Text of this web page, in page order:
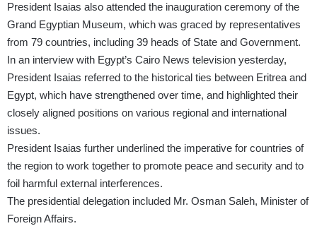
President Isaias also attended the inauguration ceremony of the
Grand Egyptian Museum, which was graced by representatives
from 79 countries, including 39 heads of State and Government.
In an interview with Egypt’s Cairo News television yesterday,
President Isaias referred to the historical ties between Eritrea and
Egypt, which have strengthened over time, and highlighted their
closely aligned positions on various regional and international
issues.
President Isaias further underlined the imperative for countries of
the region to work together to promote peace and security and to
foil harmful external interferences.
The presidential delegation included Mr. Osman Saleh, Minister of
Foreign Affairs.